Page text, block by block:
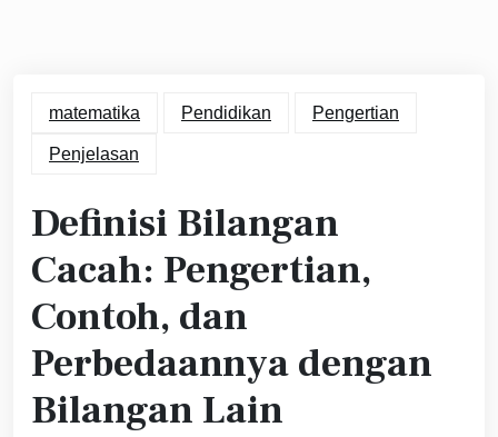
matematika Pendidikan Pengertian
Penjelasan
Definisi Bilangan
Cacah: Pengertian,
Contoh, dan
Perbedaannya dengan
Bilangan Lain